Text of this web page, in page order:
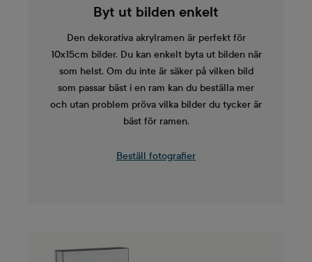
Byt ut bilden enkelt
Den dekorativa akrylramen är perfekt för
10x15cm bilder. Du kan enkelt byta ut bilden när
som helst. Om du inte är säker på vilken bild
som passar bäst i en ram kan du beställa mer
och utan problem pröva vilka bilder du tycker är
bäst för ramen.
Beställ fotografier